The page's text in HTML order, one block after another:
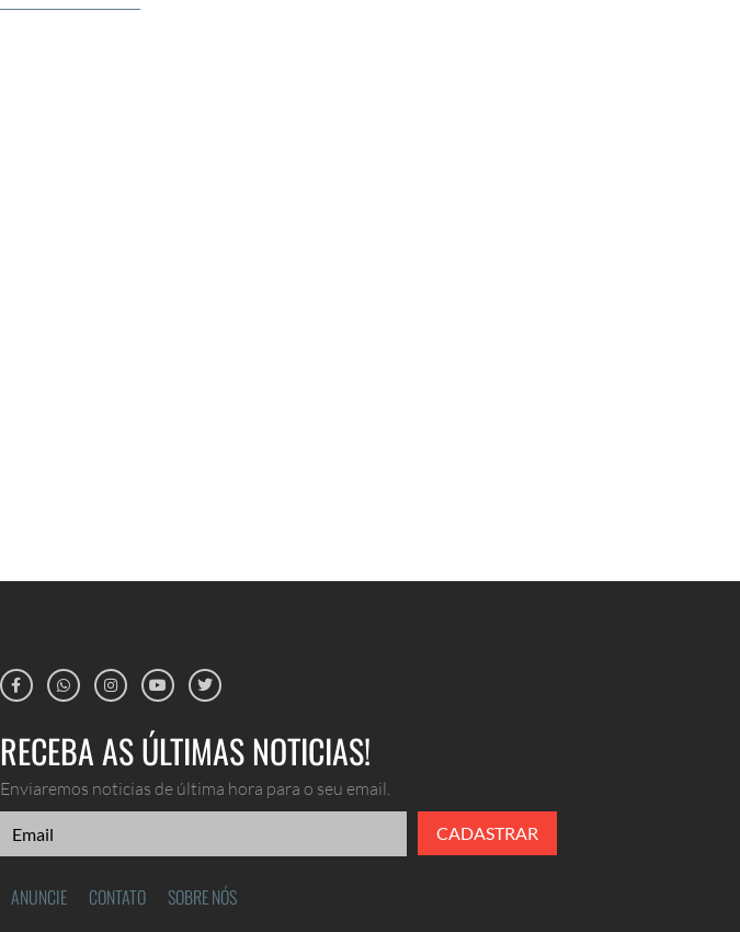
RECEBA AS ÚLTIMAS NOTICIAS!
Enviaremos noticias de última hora para o seu email.
CADASTRAR
ANUNCIE CONTATO SOBRE NÓS